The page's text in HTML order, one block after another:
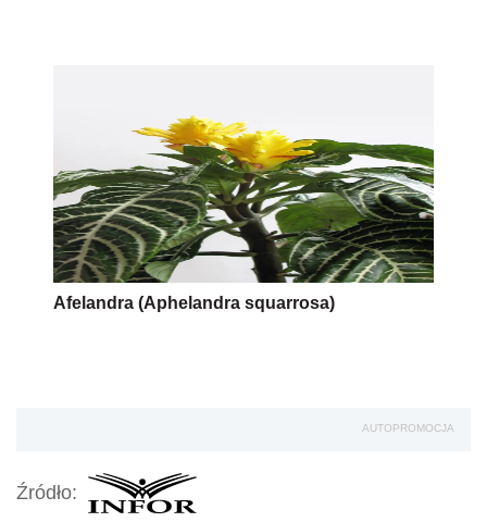
Afelandra (Aphelandra squarrosa)
AUTOPROMOCJA
Źródło: